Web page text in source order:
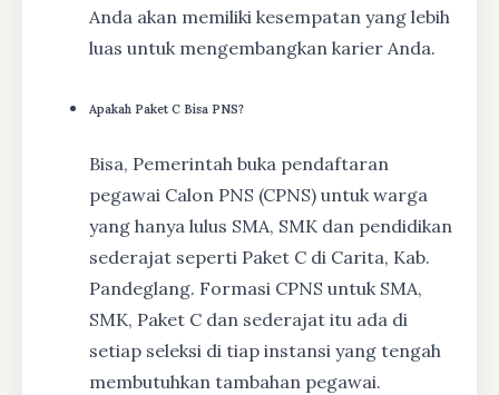
Anda akan memiliki kesempatan yang lebih
luas untuk mengembangkan karier Anda.
Apakah Paket C Bisa PNS?
Bisa, Pemerintah buka pendaftaran
pegawai Calon PNS (CPNS) untuk warga
yang hanya lulus SMA, SMK dan pendidikan
sederajat seperti Paket C di Carita, Kab.
Pandeglang. Formasi CPNS untuk SMA,
SMK, Paket C dan sederajat itu ada di
setiap seleksi di tiap instansi yang tengah
membutuhkan tambahan pegawai.